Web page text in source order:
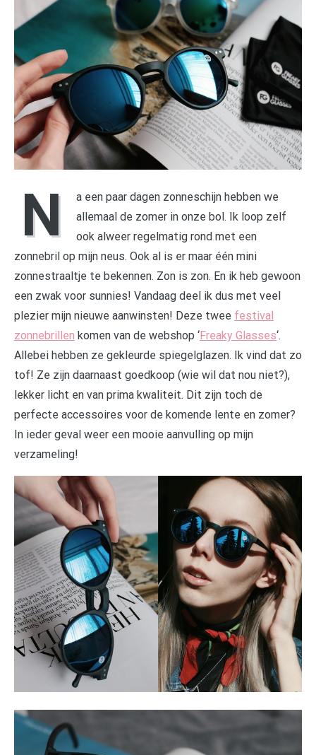
N
a een paar dagen zonneschijn hebben we
allemaal de zomer in onze bol. Ik loop zelf
ook alweer regelmatig rond met een
zonnebril op mijn neus. Ook al is er maar één mini
zonnestraaltje te bekennen. Zon is zon. En ik heb gewoon
een zwak voor sunnies! Vandaag deel ik dus met veel
plezier mijn nieuwe aanwinsten! Deze twee festival
zonnebrillen komen van de webshop ‘Freaky Glasses‘.
Allebei hebben ze gekleurde spiegelglazen. Ik vind dat zo
tof! Ze zijn daarnaast goedkoop (wie wil dat nou niet?),
lekker licht en van prima kwaliteit. Dit zijn toch de
perfecte accessoires voor de komende lente en zomer?
In ieder geval weer een mooie aanvulling op mijn
verzameling!